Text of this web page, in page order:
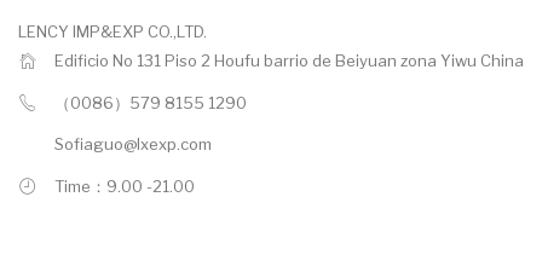
LENCY IMP&EXP CO.,LTD.
Edificio No 131 Piso 2 Houfu barrio de Beiyuan zona Yiwu China
（0086）579 8155 1290
Sofiaguo@lxexp.com
Time：9.00 -21.00